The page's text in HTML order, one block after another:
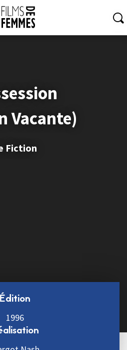
Vacante)
Fiction
Édition
1996